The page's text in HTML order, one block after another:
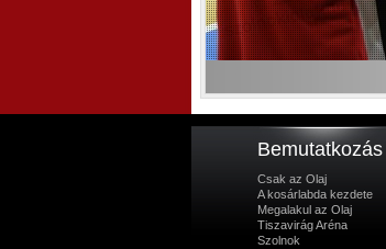
Bemutatkozás
Csak az Olaj
A kosárlabda kezdete
Megalakul az Olaj
Tiszavirág Aréna
Szolnok